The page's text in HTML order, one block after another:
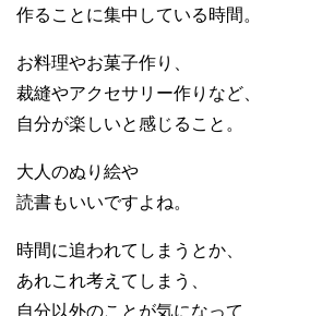
作ることに集中している時間。
お料理やお菓子作り、
裁縫やアクセサリー作りなど、
自分が楽しいと感じること。
大人のぬり絵や
読書もいいですよね。
時間に追われてしまうとか、
あれこれ考えてしまう、
自分以外のことが気になって